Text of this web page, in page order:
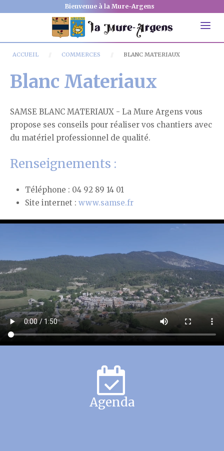
Bienvenue à la Mure-Argens
ACCUEIL COMMERCES BLANC MATERIAUX
Blanc Materiaux
SAMSE BLANC MATERIAUX - La Mure Argens vous
propose ses conseils pour réaliser vos chantiers avec
du matériel professionnel de qualité.
Renseignements :
Téléphone : 04 92 89 14 01
Site internet : www.samse.fr
Agenda